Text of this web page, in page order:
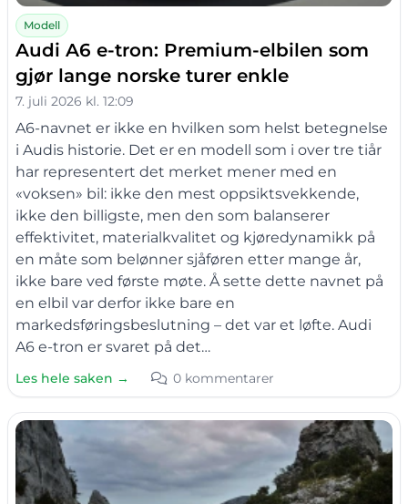
Modell
Audi A6 e-tron: Premium-elbilen som
gjør lange norske turer enkle
7. juli 2026 kl. 12:09
A6-navnet er ikke en hvilken som helst betegnelse
i Audis historie. Det er en modell som i over tre tiår
har representert det merket mener med en
«voksen» bil: ikke den mest oppsiktsvekkende,
ikke den billigste, men den som balanserer
effektivitet, materialkvalitet og kjøredynamikk på
en måte som belønner sjåføren etter mange år,
ikke bare ved første møte. Å sette dette navnet på
en elbil var derfor ikke bare en
markedsføringsbeslutning – det var et løfte. Audi
A6 e-tron er svaret på det…
Les hele saken → 0 kommentarer